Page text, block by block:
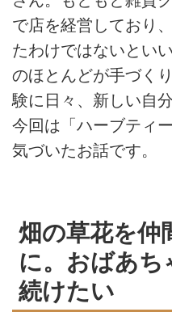
で店を経営しており
たわけではないとい
のほとんどが手づく
験に日々、新しい自
今回は「ハーブティ
気づいたお話です。
畑の草花を仲
に。おばあち
続けたい